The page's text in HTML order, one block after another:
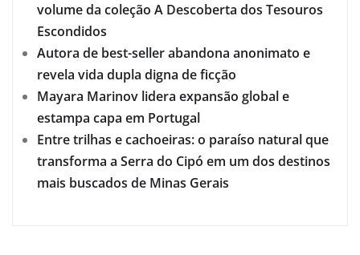
volume da coleção A Descoberta dos Tesouros
Escondidos
Autora de best-seller abandona anonimato e
revela vida dupla digna de ficção
Mayara Marinov lidera expansão global e
estampa capa em Portugal
Entre trilhas e cachoeiras: o paraíso natural que
transforma a Serra do Cipó em um dos destinos
mais buscados de Minas Gerais